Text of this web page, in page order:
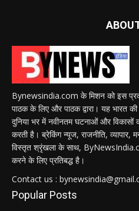
Bynewsindia.com के मिशन को इस
पाठक के लिए और पाठक द्वारा। यह भारत
दुनिया भर में नवीनतम घटनाओं और
करती है। ब्रेकिंग न्यूज, राजनीति,
विस्तृत श्रृंखला के साथ,
करने के लिए प्रतिबद्ध है।
Contact us :
Popular Posts